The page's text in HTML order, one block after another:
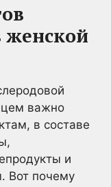
женской
важно
в составе
и
Вот почему